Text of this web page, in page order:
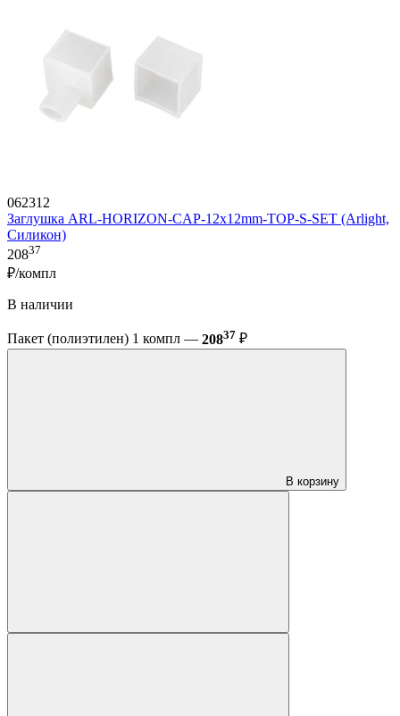
062312
Заглушка ARL-HORIZON-CAP-12x12mm-TOP-S-SET (Arlight,
Силикон)
20837
₽/компл
В наличии
Пакет (полиэтилен) 1 компл — 20837 ₽
В корзину